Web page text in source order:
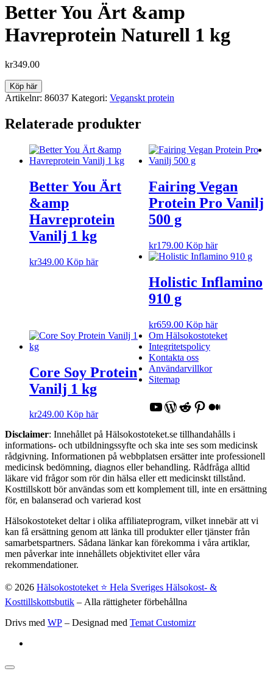
Better You Ärt &amp
Havreprotein Naturell 1 kg
kr349.00
Köp här
Artikelnr: 86037 Kategori: Veganskt protein
Relaterade produkter
Better You Ärt
&amp
Havreprotein
Vanilj 1 kg
kr349.00 Köp här
Fairing Vegan
Protein Pro Vanilj
500 g
kr179.00 Köp här
Holistic Inflamino
910 g
kr659.00 Köp här
Core Soy Protein
Vanilj 1 kg
kr249.00 Köp här
Om Hälsokostoteket
Integritetspolicy
Kontakta oss
Användarvillkor
Sitemap
YouTube
WordPress
Reddit
Pinterest
Medium
Disclaimer: Innehållet på Hälsokostoteket.se tillhandahålls i
informations- och utbildningssyfte och ska inte ses som medicinsk
rådgivning. Informationen på webbplatsen ersätter inte professionell
medicinsk bedömning, diagnos eller behandling. Rådfråga alltid
läkare vid frågor som rör din hälsa eller ett medicinskt tillstånd.
Kosttillskott bör användas som ett komplement till, inte en ersättning
för, en balanserad och varierad kost
Hälsokostoteket deltar i olika affiliateprogram, vilket innebär att vi
kan få ersättning genom att länka till produkter eller tjänster från
samarbetspartners. Sådana länkar kan förekomma i våra artiklar,
men påverkar inte innehållets objektivitet eller våra
rekommendationer.
© 2026 Hälsokostoteket ⭐️ Hela Sveriges Hälsokost- &
Kosttillskottsbutik – Alla rättigheter förbehållna
Drivs med WP – Designad med Temat Customizr